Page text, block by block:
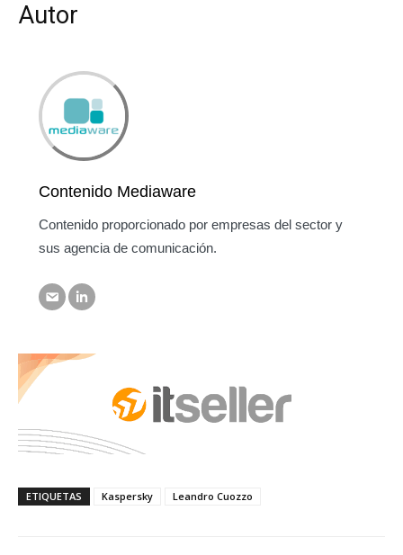
Autor
Contenido Mediaware
Contenido proporcionado por empresas del sector y
sus agencia de comunicación.
ETIQUETAS Kaspersky Leandro Cuozzo